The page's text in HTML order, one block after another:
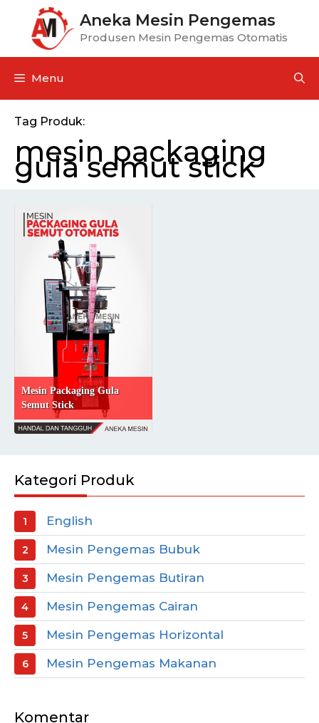
Aneka Mesin Pengemas
Produsen Mesin Pengemas Otomatis
Menu
Tag Produk:
mesin packaging
gula semut stick
Mesin Packaging Gula
Semut Stick
Kategori Produk
English
Mesin Pengemas Bubuk
Mesin Pengemas Butiran
Mesin Pengemas Cairan
Mesin Pengemas Horizontal
Mesin Pengemas Makanan
Komentar